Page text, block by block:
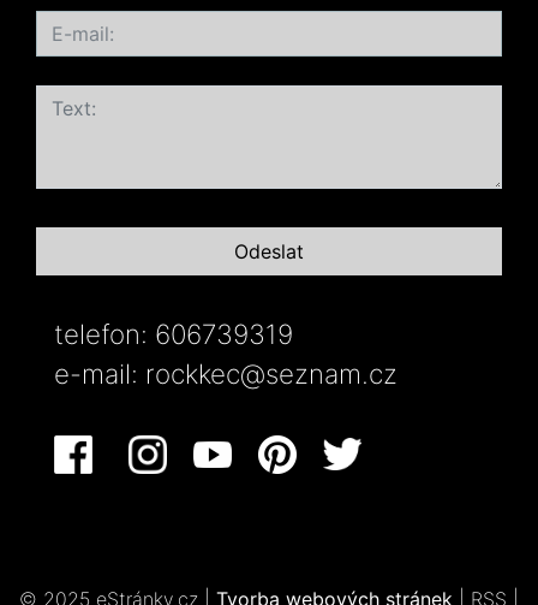
telefon: 606739319
e-mail: rockkec@seznam.cz
© 2025 eStránky.cz Tvorba webových stránek RSS